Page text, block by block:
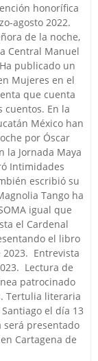
honorífica
agosto 2022.
de la noche,
Central Manuel
publicado un
Mujeres en el
que cuenta
cuentos. En la
México han
por Óscar
la Jornada Maya
Intimidades
escribió su
Tango ha
igual que
el Cardenal
el libro
2023. Entrevista
Lectura de
patrocinado
Tertulia literaria
el día 13
será presentado
Cartagena de